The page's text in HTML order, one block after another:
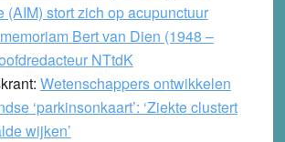
(AIM) stort zich op acupunctuur
Bert van Dien (1948 –
NTtdK
Wetenschappers ontwikkelen
‘parkinsonkaart’: ‘Ziekte clustert
wijken’